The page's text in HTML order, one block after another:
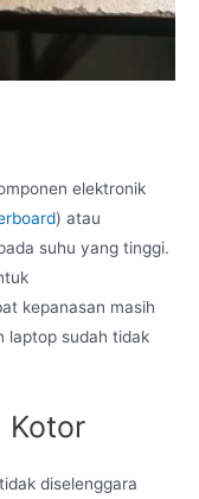
elektronik
) atau
suhu yang tinggi.
kepanasan masih
laptop sudah tidak
Kotor
diselenggara